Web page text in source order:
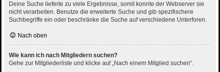
Deine Suche lieferte zu viele Ergebnisse, somit konnte der Webserver sie
nicht verarbeiten. Benutze die erweiterte Suche und gib spezifischere
Suchbegriffe ein oder beschränke die Suche auf verschiedene Unterforen.
Nach oben
Wie kann ich nach Mitgliedern suchen?
Gehe zur Mitgliederliste und klicke auf „Nach einem Mitglied suchen“.